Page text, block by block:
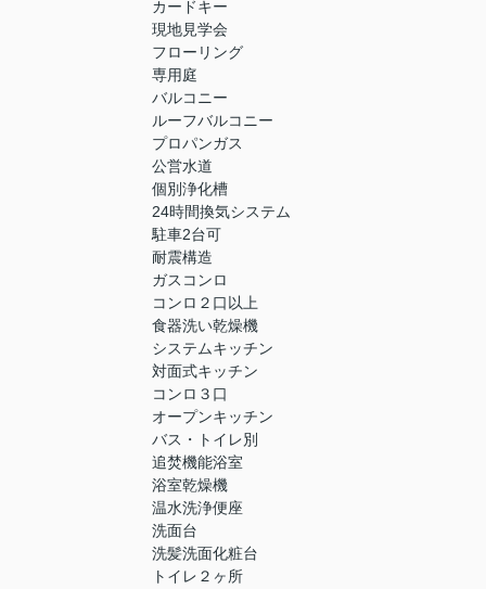
カードキー
現地見学会
フローリング
専用庭
バルコニー
ルーフバルコニー
プロパンガス
公営水道
個別浄化槽
24時間換気システム
駐車2台可
耐震構造
ガスコンロ
コンロ２口以上
食器洗い乾燥機
システムキッチン
対面式キッチン
コンロ３口
オープンキッチン
バス・トイレ別
追焚機能浴室
浴室乾燥機
温水洗浄便座
洗面台
洗髪洗面化粧台
トイレ２ヶ所